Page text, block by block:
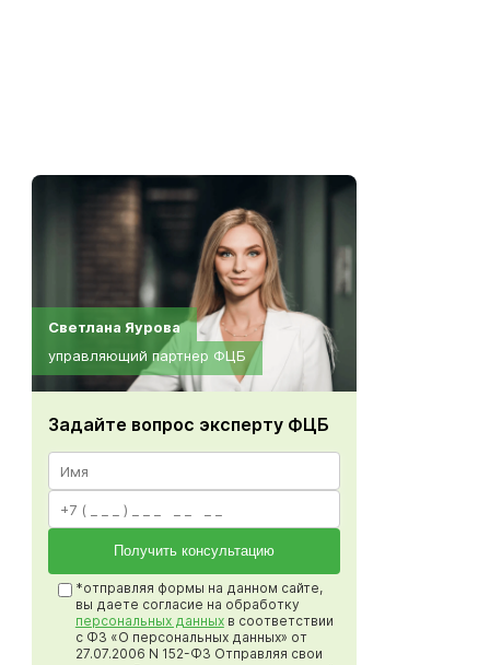
Светлана Яурова
управляющий партнер ФЦБ
Задайте вопрос эксперту ФЦБ
Получить консультацию
*отправляя формы на данном сайте,
вы даете согласие на обработку
персональных данныхв соответствии
с ФЗ «О персональных данных» от
27.07.2006 N 152-ФЗ Отправляя свои